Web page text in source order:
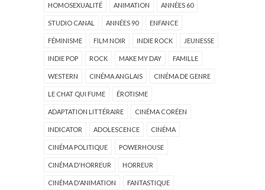
HOMOSEXUALITÉ ANIMATION ANNÉES 60
STUDIO CANAL ANNÉES 90 ENFANCE
FÉMINISME FILM NOIR INDIE ROCK JEUNESSE
INDIE POP ROCK MAKE MY DAY FAMILLE
WESTERN CINÉMA ANGLAIS CINÉMA DE GENRE
LE CHAT QUI FUME ÉROTISME
ADAPTATION LITTÉRAIRE CINÉMA CORÉEN
INDICATOR ADOLESCENCE CINÉMA
CINÉMA POLITIQUE POWERHOUSE
CINÉMA D'HORREUR HORREUR
CINÉMA D'ANIMATION FANTASTIQUE